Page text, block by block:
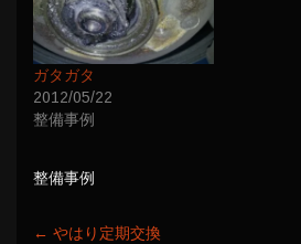
ガタガタ
2012/05/22
整備事例
整備事例
← やはり定期交換